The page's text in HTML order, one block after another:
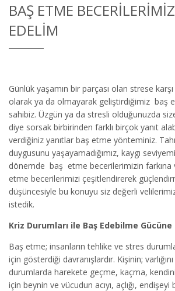
BAŞ ETME
EDELIM
Günlük yaşamın bir parçası olan strese
olarak ya da olmayarak geliştirdiğimiz baş
sahibiz. Üzgün ya da stresli olduğunuzda
diye sorsak birbirinden farklı birçok yanıt
verdiğiniz yanıtlar baş etme yönteminiz.
duygusunu yaşayamadığımız, kaygı
dönemde baş etme becerilerimizin farkına
etme becerilerimizi çeşitlendirerek
düşüncesiyle bu konuyu siz değerli
istedik.
Kriz Durumları ile Baş Edebilme Gücüne
Baş etme; insanların tehlike ve stres
için gösterdiği davranışlardır. Kişinin;
durumlarda harekete geçme, kaçma,
için beynin ve vücudun acıyı, açlığı, endişeyi